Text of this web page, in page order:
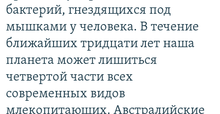
бактерий, гнездящихся под
мышками у человека. В течение
ближайших тридцати лет наша
планета может лишиться
четвертой части всех
современных видов
млекопитающих. Австралийские